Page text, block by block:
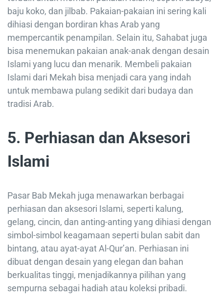
baju koko, dan jilbab. Pakaian-pakaian ini sering kali
dihiasi dengan bordiran khas Arab yang
mempercantik penampilan. Selain itu, Sahabat juga
bisa menemukan pakaian anak-anak dengan desain
Islami yang lucu dan menarik. Membeli pakaian
Islami dari Mekah bisa menjadi cara yang indah
untuk membawa pulang sedikit dari budaya dan
tradisi Arab.
5. Perhiasan dan Aksesori
Islami
Pasar Bab Mekah juga menawarkan berbagai
perhiasan dan aksesori Islami, seperti kalung,
gelang, cincin, dan anting-anting yang dihiasi dengan
simbol-simbol keagamaan seperti bulan sabit dan
bintang, atau ayat-ayat Al-Qur’an. Perhiasan ini
dibuat dengan desain yang elegan dan bahan
berkualitas tinggi, menjadikannya pilihan yang
sempurna sebagai hadiah atau koleksi pribadi.